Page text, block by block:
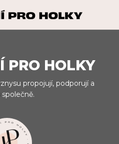
PRO HOLKY
propojují, podporují a